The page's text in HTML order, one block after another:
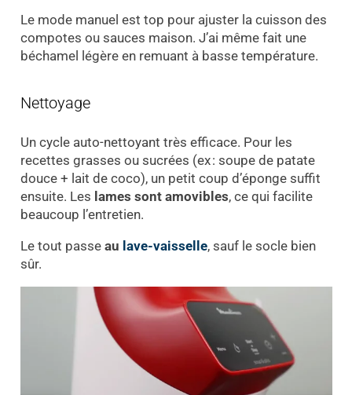
Le mode manuel est top pour ajuster la cuisson des
compotes ou sauces maison. J’ai même fait une
béchamel légère en remuant à basse température.
Nettoyage
Un cycle auto-nettoyant très efficace. Pour les
recettes grasses ou sucrées (ex : soupe de patate
douce + lait de coco), un petit coup d’éponge suffit
ensuite. Les lames sont amovibles, ce qui facilite
beaucoup l’entretien.
Le tout passe au lave-vaisselle, sauf le socle bien
sûr.